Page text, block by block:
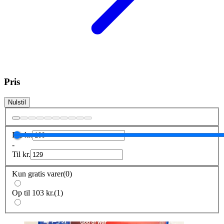
Pris
Nulstil
Frakr.
-
Til kr.
Kun gratis varer(0)
Op til 103 kr.(1)